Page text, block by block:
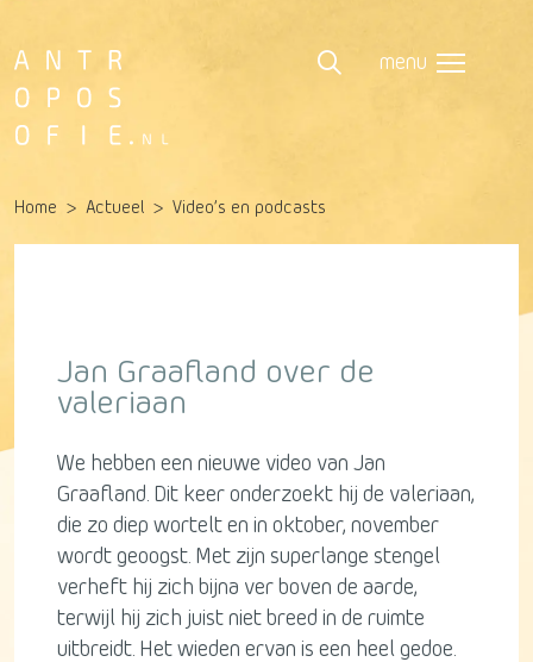
menu
Home Actueel Video’s en podcasts
Jan Graafland over de
valeriaan
We hebben een nieuwe video van Jan
Graafland. Dit keer onderzoekt hij de valeriaan,
die zo diep wortelt en in oktober, november
wordt geoogst. Met zijn superlange stengel
verheft hij zich bijna ver boven de aarde,
terwijl hij zich juist niet breed in de ruimte
uitbreidt. Het wieden ervan is een heel gedoe.